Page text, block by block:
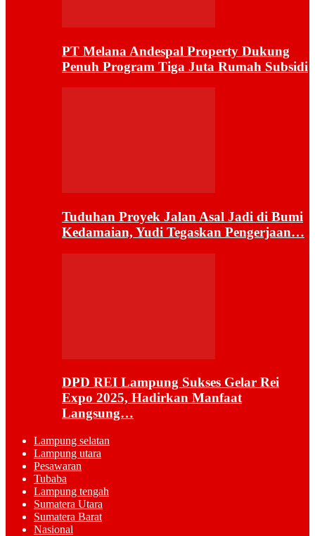
PT Melana Andespal Property Dukung
Penuh Program Tiga Juta Rumah Subsidi
Tuduhan Proyek Jalan Asal Jadi di Bumi
Kedamaian, Yudi Tegaskan Pengerjaan…
DPD REI Lampung Sukses Gelar Rei
Expo 2025, Hadirkan Manfaat
Langsung…
Lampung selatan
Lampung utara
Pesawaran
Tubaba
Lampung tengah
Sumatera Utara
Sumatera Barat
Nasional